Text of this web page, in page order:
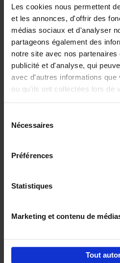
Les cookies nous permettent
et les annonces, d'offrir des
médias sociaux et d'analyser
partageons également des
notre site avec nos
publicité et d'analyse, qui
avec d'autres informations que
ou qu'ils ont collectées lors de
Nécessaires
Préférences
Statistiques
Marketing et contenu de
Tout
Building
Business
Jochen Roef
Couverture
€29,99
Digital